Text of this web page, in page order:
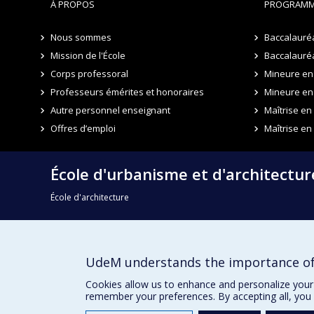
À PROPOS
Nous sommes
Mission de l'École
Corps professoral
Professeurs émérites et honoraires
Autre personnel enseignant
Offres d’emploi
Mineure
Mineure
Maîtrise
Maîtrise
École d'urbanisme et
École d'architecture
École de design
Faculté de l'aménagement
UdeM understands the importance
Cookies allow us to enhance and personalize
remember your preferences. By accepting all,